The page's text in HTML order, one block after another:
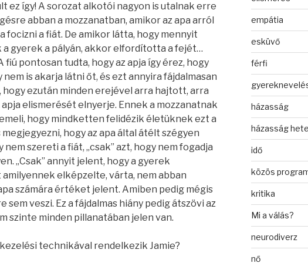
ez így! A sorozat alkotói nagyon is utalnak erre
abban a mozzanatban, amikor az apa arról
focizni a fiát. De amikor látta, hogy mennyit
gyerek a pályán, akkor elfordította a fejét…
fiú pontosan tudta, hogy az apja így érez, hogy
nem is akarja látni őt, és ezt annyira fájdalmasan
ezután minden erejével arra hajtott, arra
elismerését elnyerje. Ennek a mozzanatnak
hogy mindketten felidézik életüknek ezt a
hogy az apa által átélt szégyen
szereti a fiát, „csak” azt, hogy nem fogadja
„Csak” annyit jelent, hogy a gyerek
elképzelte, várta, nem abban
számára értéket jelent. Amiben pedig mégis
sem veszi. Ez a fájdalmas hiány pedig átszövi az
szinte minden pillanatában jelen van.
technikával rendelkezik Jamie?
empátia
esküvő
férfi
házasság
házasság
idő
közös
kritika
Mi a válás?
neurodiverz
nő